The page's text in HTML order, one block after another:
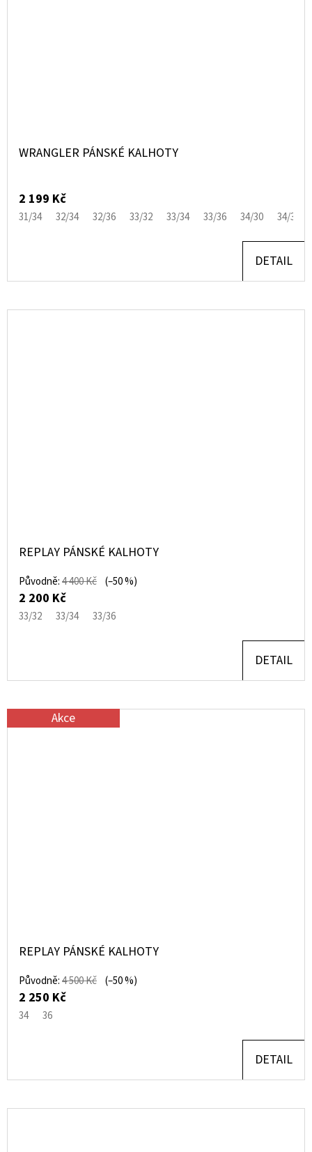
WRANGLER PÁNSKÉ KALHOTY
2 199 Kč
31/34 32/34 32/36 33/32 33/34 33/36 34/30 34/36
DETAIL
REPLAY PÁNSKÉ KALHOTY
Původně:4 400 Kč (–50 %)
2 200 Kč
33/32 33/34 33/36
DETAIL
Akce
REPLAY PÁNSKÉ KALHOTY
Původně:4 500 Kč (–50 %)
2 250 Kč
34 36
DETAIL